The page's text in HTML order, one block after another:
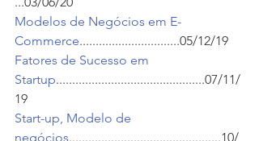
Modelos de Negócios em E-
Commerce...............................05/12/19
Fatores de Sucesso em
Startup..............................................07/11/
19
Start-up, Modelo de
negócios...............................................10/